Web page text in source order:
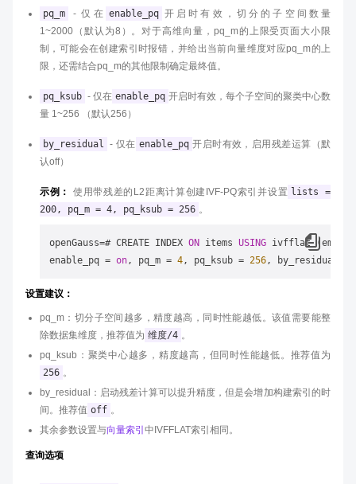
pq_m - 仅在 enable_pq 开启时有效，切分的子空间数量
1~2000（默认为8）。对于高维向量，pq_m的上限受页面大小限
制，可能会在创建索引时报错，并给出当前向量维度对应pq_m的上
限，还需结合pq_m的其他限制确定最终值。
pq_ksub - 仅在 enable_pq 开启时有效，每个子空间的聚类中心数
量 1~256 （默认256）
by_residual - 仅在 enable_pq 开启时有效，启用残差运算（默
认off）
示例： 使用带残差的L2距离计算创建IVF-PQ索引并设置 lists =
200, pq_m = 4, pq_ksub = 256 。
openGauss=# CREATE INDEX ON items USING
enable_pq = on, pq_m = 4, pq_ksub = 256, by_residual =
设置建议：
pq_m：切分子空间越多，精度越高，同时性能越低。该值需要能整
除数据集维度，推荐值为 维度/4 。
pq_ksub：聚类中心越多，精度越高，但同时性能越低。推荐值为
256 。
by_residual：启动残差计算可以提升精度，但是会增加构建索引的时
间。推荐值 off 。
其余参数设置与向量索引 中IVFFLAT索引相同。
查询选项